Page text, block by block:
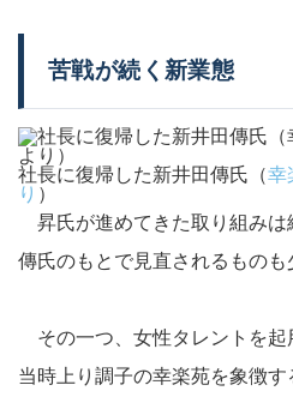
苦戦が続く新業態
社長に復帰した新井田傳氏（幸
り ）
昇氏が進めてきた取り組みは
傳氏のもとで見直されるものも
その一つ、女性タレントを起
当時上り調子の幸楽苑を象徴